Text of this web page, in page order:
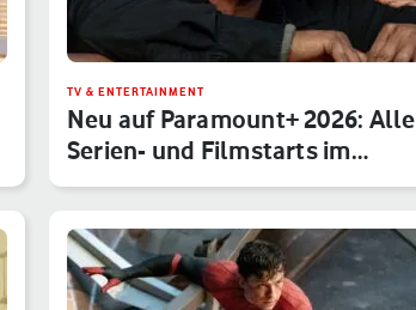
TV & ENTERTAINMENT
Neu auf Paramount+ 2026: Alle
Serien- und Filmstarts im
Monatsübe…